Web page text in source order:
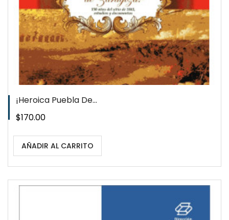
¡Heroica Puebla De...
Precio
$170.00
AÑADIR AL CARRITO